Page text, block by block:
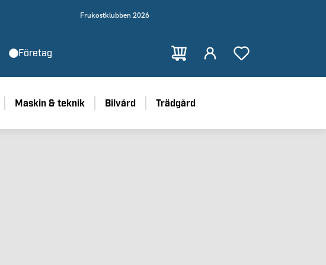
Frukostklubben 2026
Företag
Maskin & teknik Bilvård Trädgård